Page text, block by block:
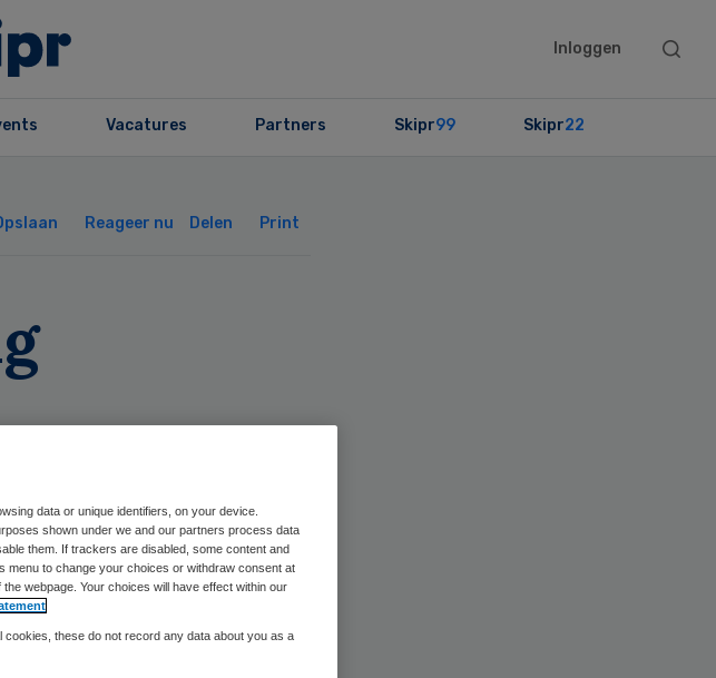
Inloggen
Search
Vacatures Partners Skipr99 Skipr22
Reageer nu Delen Print
44 keer gelezen
data or unique identifiers, on your device.
shown under we and our partners process data
them. If trackers are disabled, some content and
menu to change your choices or withdraw consent at
webpage. Your choices will have effect within our
these do not record any data about you as a